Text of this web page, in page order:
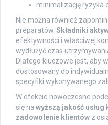
minimalizację ryzyka
Nie można również
preparatów. Składniki
efektywności i właściwej
wydłużyć czas
Dlatego kluczowe jest, aby
dostosowany do
specyfiki wykonywanego
W efekcie nowoczesne
się na wyższą jakość
zadowolenie klientów z